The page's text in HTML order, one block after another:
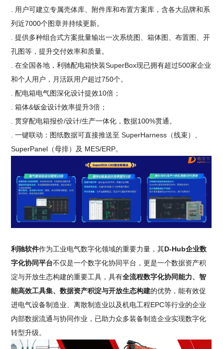
. 用户可建立专属壳体库、附件库和布置方案库，含各大品牌和系
列近7000个图章并持续更新。
. 提供多种组合式方案批量输出一次系统图、箱体图、布置图、开
孔图等，提升交付效率和质量。
. 在全国各地，利驰配电箱快装SuperBox现已拥有超过500家企业
和个人用户，月活跃用户超过750个。
. 配电箱电气图深化设计提效10倍；
. 箱体&钣金设计效率提升3倍；
. 贯穿配电箱报价/设计/生产一体化，数据100%贯通。
. 一键联动：图纸数据可直接推送至 SuperHarness（线束）、
SuperPanel（母排）及 MES/ERP。
利驰软件作为工业电气数字化领域的重要力量，其D-Hub企业数
字化协同平台不仅是一个数字化协同平台，更是一个数据资产积
淀与开放生态构建的重要工具，具有全流程数字化协同能力、智
能高效工具集、数据资产积淀与开放生态构建的优势，能有效促
进电气设备制造业、离散制造业以及机电工程EPC等行业的企业
内部数据流通与协同作业，已助力众多装备制造企业实现数字化
转型升级。